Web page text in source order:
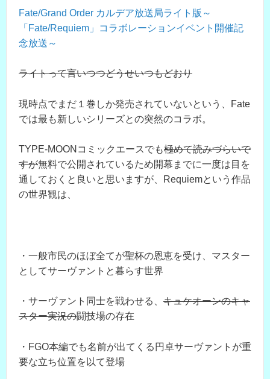
Fate/Grand Order カルデア放送局ライト版～
「Fate/Requiem」コラボレーションイベント開催記
念放送～
ライトって言いつつどうせいつもどおり
現時点でまだ１巻しか発売されていないという、Fate
では最も新しいシリーズとの突然のコラボ。
TYPE-MOONコミックエースでも極めて読みづらいで
すが無料で公開されているため開幕までに一度は目を
通しておくと良いと思いますが、Requiemという作品
の世界観は、
・一般市民のほぼ全てが聖杯の恩恵を受け、マスター
としてサーヴァントと暮らす世界
・サーヴァント同士を戦わせる、 キュケオーンのキャ
スター実況の闘技場の存在
・FGO本編でも名前が出てくる円卓サーヴァントが重
要な立ち位置を以て登場